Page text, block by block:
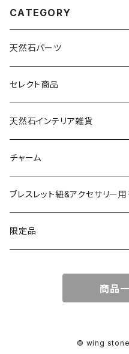
CATEGORY
天然石パーツ
天然石
ドゥルージー
ソーラークォーツ
コッパー
アゲート
セレクト商品
天然石インテリア雑貨
天然石スライスコースター
天然石キャンドルホルダー
チャーム
ブレスレット紐&アクセサリー用
ネックレスチェーン
ブレスレット紐
限定品
summer Box
商品
© wing stone